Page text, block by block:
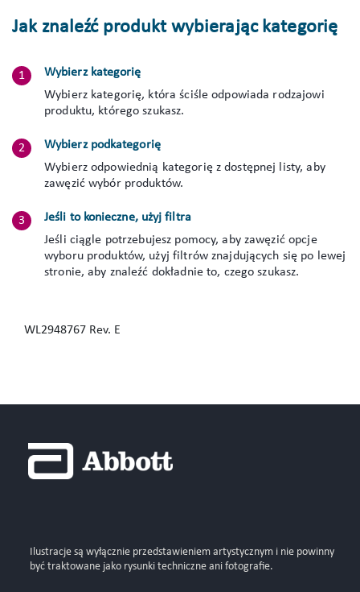
Jak znaleźć produkt wybierając kategorię
Wybierz kategorię
Wybierz kategorię, która ściśle odpowiada rodzajowi
produktu, którego szukasz.
Wybierz podkategorię
Wybierz odpowiednią kategorię z dostępnej listy, aby
zawęzić wybór produktów.
Jeśli to konieczne, użyj filtra
Jeśli ciągle potrzebujesz pomocy, aby zawęzić opcje
wyboru produktów, użyj filtrów znajdujących się po lewej
stronie, aby znaleźć dokładnie to, czego szukasz.
WL2948767 Rev. E
Ilustracje są wyłącznie przedstawieniem artystycznym i nie powinny
być traktowane jako rysunki techniczne ani fotografie.